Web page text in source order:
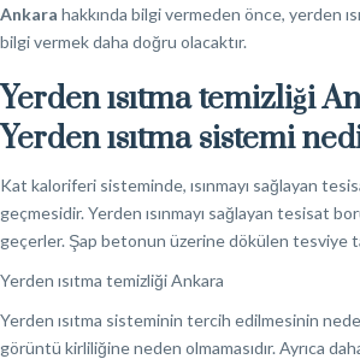
Ankara hakkında bilgi vermeden önce, yerden
bilgi vermek daha doğru olacaktır.
Yerden ısıtma temizliği
Yerden ısıtma sistemi
Kat kaloriferi sisteminde, ısınmayı sağlayan
geçmesidir. Yerden ısınmayı sağlayan tesisat
geçerler. Şap betonun üzerine dökülen tesviye
Yerden ısıtma temizliği Ankara
Yerden ısıtma sisteminin tercih edilmesinin
görüntü kirliliğine neden olmamasıdır. Ayrıca